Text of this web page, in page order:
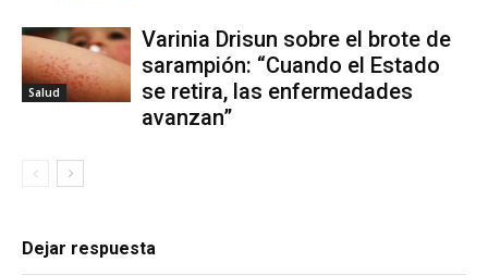
Salud
Varinia Drisun sobre el brote de
sarampión: “Cuando el Estado
se retira, las enfermedades
avanzan”
Dejar respuesta